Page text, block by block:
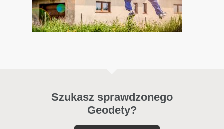
Szukasz sprawdzonego
Geodety?